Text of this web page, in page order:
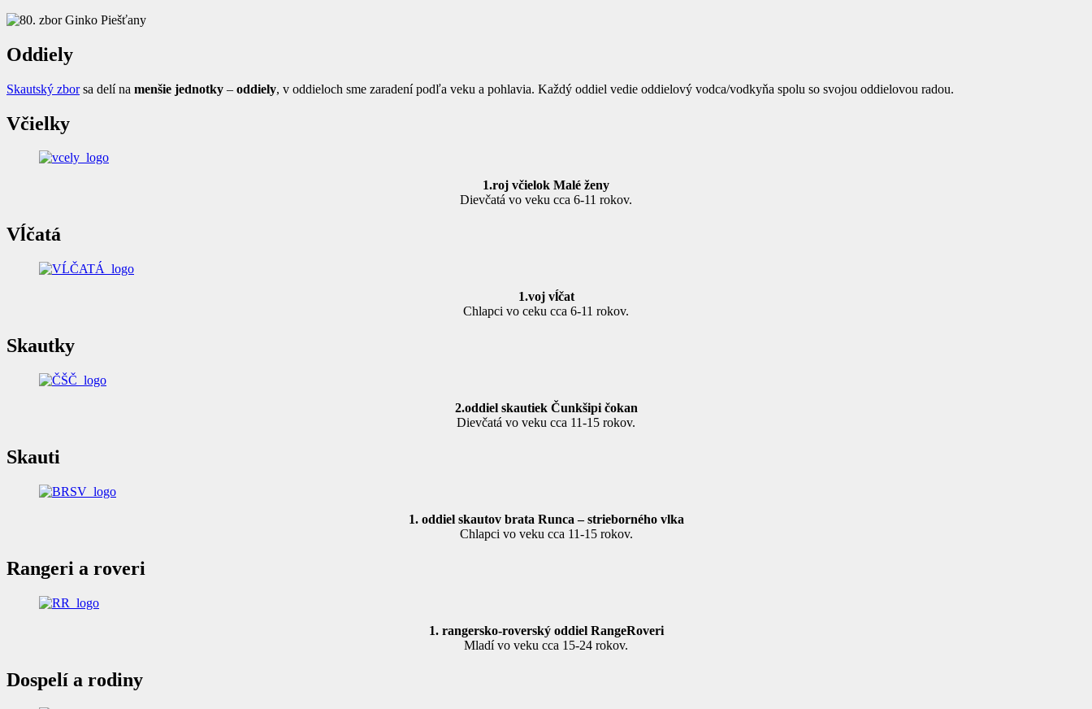
Oddiely
Skautský zborsa delí na menšie jednotky – oddiely, v oddieloch sme zaradení podľa veku a pohlavia. Každý oddiel vedie oddielový vodca/vodkyňa spolu so svojou oddielovou radou.
Včielky
1.roj včielok Malé ženy
Dievčatá vo veku cca 6-11 rokov.
Vĺčatá
1.voj vĺčat
Chlapci vo ceku cca 6-11 rokov.
Skautky
2.oddiel skautiek Čunkšipi čokan
Dievčatá vo veku cca 11-15 rokov.
Skauti
1. oddiel skautov brata Runca – strieborného vlka
Chlapci vo veku cca 11-15 rokov.
Rangeri a roveri
1. rangersko-roverský oddiel RangeRoveri
Mladí vo veku cca 15-24 rokov.
Dospelí a rodiny